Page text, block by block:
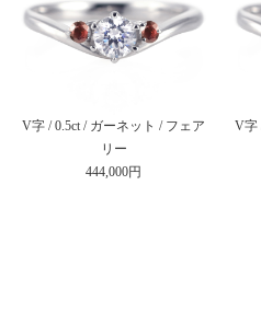
V字 / 0.5ct / ガーネット / フェア
リー
444,000円
V字